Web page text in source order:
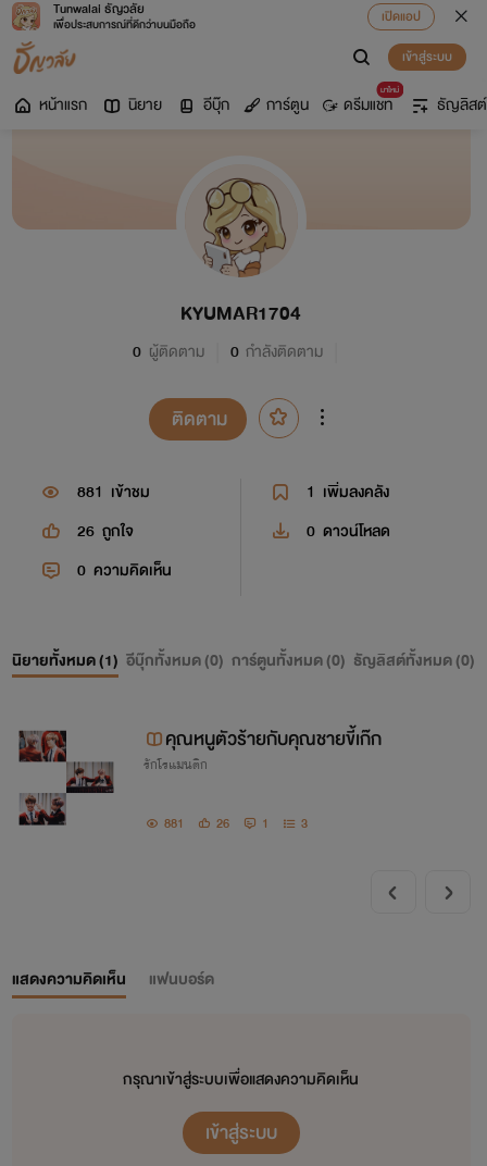
Tunwalai ธัญวลัย
เพื่อประสบการณ์ที่ดีกว่าบนมือถือ
เปิดแอป
เข้าสู่ระบบ
หน้าแรก นิยาย อีบุ๊ก การ์ตูน
มาใหม่
ดรีมแชท ธัญลิสต์
KYUMAR1704
0 ผู้ติดตาม 0 กำลังติดตาม
ติดตาม
881 เข้าชม 1 เพิ่มลงคลัง
26 ถูกใจ 0 ดาวน์โหลด
0 ความคิดเห็น
นิยายทั้งหมด (1) อีบุ๊กทั้งหมด (0) การ์ตูนทั้งหมด (0) ธัญลิสต์ทั้งหมด (0)
คุณหนูตัวร้ายกับคุณชายขี้เก๊ก
รักโรแมนติก
881 26 1 3
แสดงความคิดเห็น แฟนบอร์ด
กรุณาเข้าสู่ระบบเพื่อแสดงความคิดเห็น
เข้าสู่ระบบ